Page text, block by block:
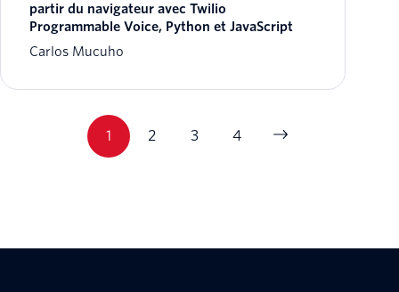
partir du navigateur avec Twilio
Programmable Voice, Python et JavaScript
Carlos Mucuho
1 2 3 4